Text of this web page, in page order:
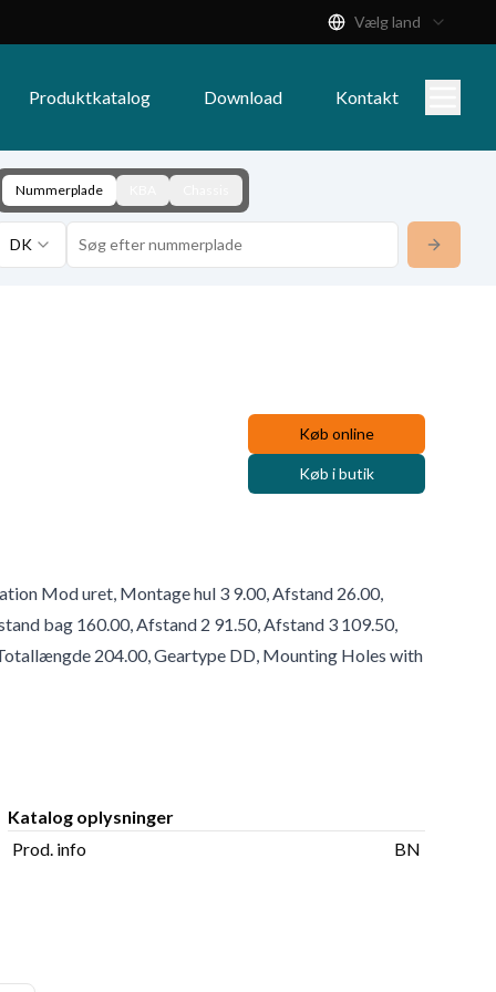
Vælg land
Produktkatalog Download Kontakt
Nummerplade
DK
Køb online
Køb i butik
Mod uret, Montage hul 3 9.00, Afstand 26.00,
bag 160.00, Afstand 2 91.50, Afstand 3 109.50,
204.00, Geartype DD, Mounting Holes with
Katalog oplysninger
Prod. info
BN